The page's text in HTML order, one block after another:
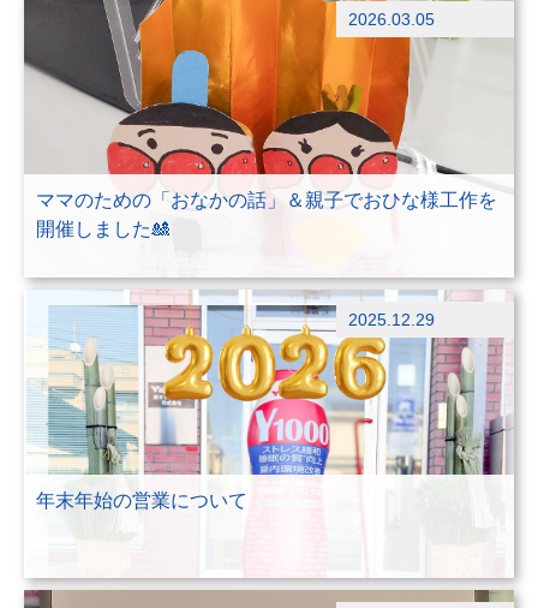
2026.03.05
ママのための「おなかの話」＆親子でおひな様工作を
開催しました🎎
その他
ブログ
未分類
2025.12.29
年末年始の営業について
その他